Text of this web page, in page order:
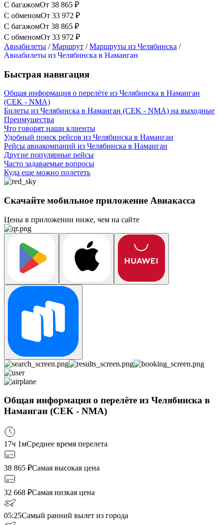
С багажомОт 38 865 ₽
С обменомОт 33 972 ₽
С багажомОт 38 865 ₽
С обменомОт 33 972 ₽
Авиабилеты /Маршрут /Маршруты из Челябинска /
Авиабилеты из Челябинска в Наманган
Быстрая навигация
Общая информация о перелёте из Челябинска в Наманган
(CEK - NMA)
Билеты из Челябинска в Наманган (CEK - NMA) на выходные
Преимущества
Что говорят наши клиенты
Удобный поиск рейсов из Челябинска в Наманган
Рейсы авиакомпаний из Челябинска в Наманган
Другие популярные рейсы
Часто задаваемые вопросы
Куда еще можно полететь
Скачайте мобильное приложение Авиакасса
Цены в приложении ниже, чем на сайте
Общая информация о перелёте из Челябинска в
Наманган (CEK - NMA)
17ч 1мСреднее время перелета
38 865 ₽Самая высокая цена
32 668 ₽Самая низкая цена
05:25Самый ранний вылет из города